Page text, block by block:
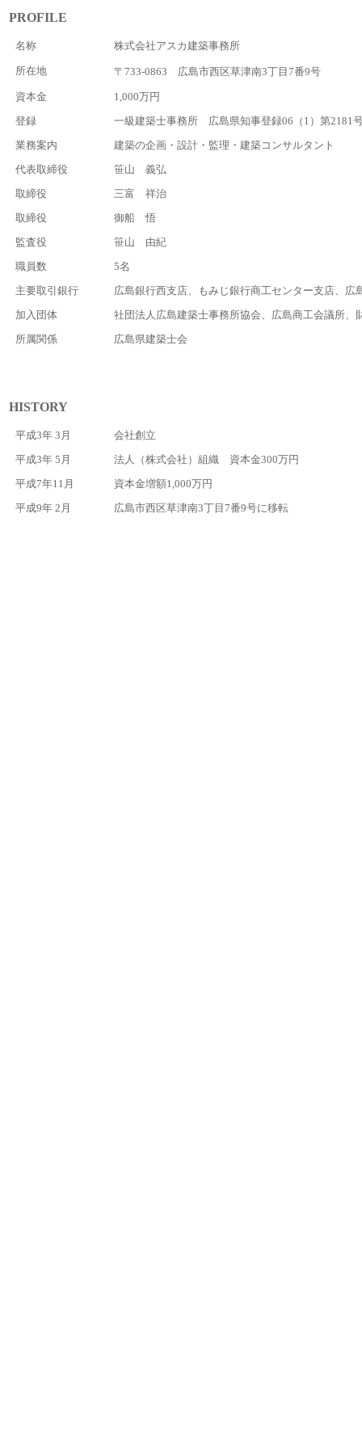
PROFILE
名称 株式会社アスカ建築事務所
所在地 〒733-0863 広島市西区草津南3丁目7番9号
資本金
1,000万円
登録
一級建築士事務所 広島県知事登録06（1）第2181
業務案内
建築の企画・設計・監理・建築コンサルタント
代表取締役
笹山 義弘
取締役
三富 祥治
取締役
御船 悟
監査役
笹山 由紀
職員数
5名
主要取引銀行
広島銀行西支店、もみじ銀行商工センター支店、広
加入団体
社団法人広島建築士事務所協会、広島商工会議所
所属関係
広島県建築士会
HISTORY
平成3年 3月
会社創立
平成3年 5月
法人（株式会社）組織 資本金300万円
平成7年11月
資本金増額1,000万円
平成9年 2月
広島市西区草津南3丁目7番9号に移転